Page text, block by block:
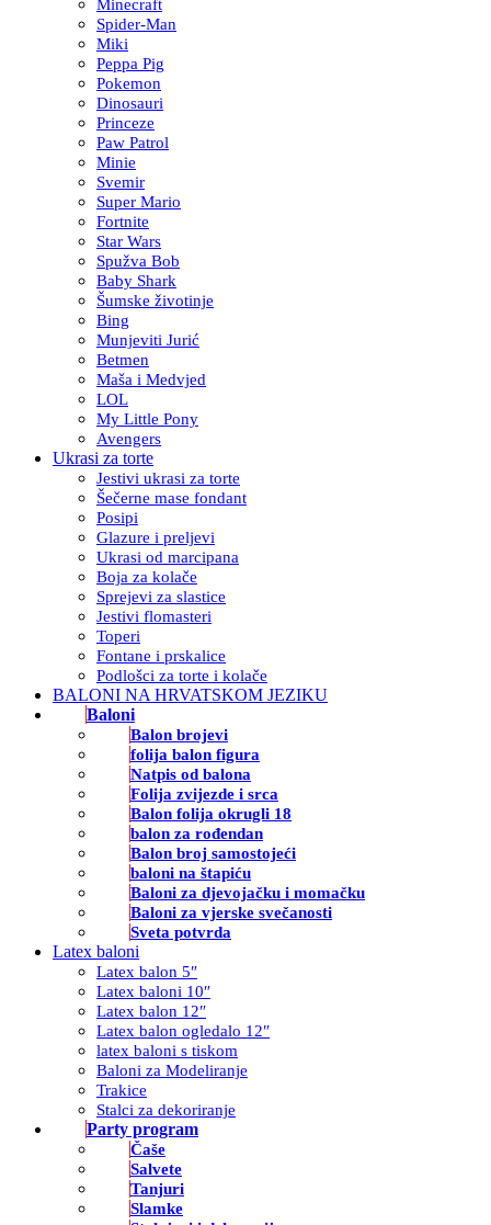
Minecraft
Spider-Man
Miki
Peppa Pig
Pokemon
Dinosauri
Princeze
Paw Patrol
Minie
Svemir
Super Mario
Fortnite
Star Wars
Spužva Bob
Baby Shark
Šumske životinje
Bing
Munjeviti Jurić
Betmen
Maša i Medvjed
LOL
My Little Pony
Avengers
Ukrasi za torte
Jestivi ukrasi za torte
Šečerne mase fondant
Posipi
Glazure i preljevi
Ukrasi od marcipana
Boja za kolače
Sprejevi za slastice
Jestivi flomasteri
Toperi
Fontane i prskalice
Podlošci za torte i kolače
BALONI NA HRVATSKOM JEZIKU
Baloni
Balon brojevi
folija balon figura
Natpis od balona
Folija zvijezde i srca
Balon folija okrugli 18
balon za rođendan
Balon broj samostojeći
baloni na štapiću
Baloni za djevojačku i momačku
Baloni za vjerske svečanosti
Sveta potvrda
Latex baloni
Latex balon 5″
Latex baloni 10″
Latex balon 12″
Latex balon ogledalo 12″
latex baloni s tiskom
Baloni za Modeliranje
Trakice
Stalci za dekoriranje
Party program
Čaše
Salvete
Tanjuri
Slamke